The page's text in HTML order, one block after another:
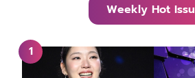
Weekly Hot